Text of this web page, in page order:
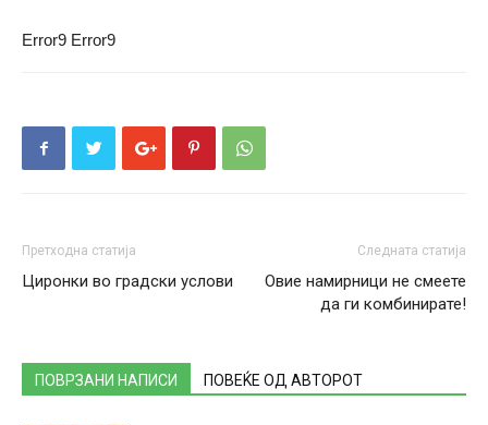
Error9 Error9
Претходна статија
Циронки во градски услови
Следната статија
Овие намирници не смеете
да ги комбинирате!
ПОВРЗАНИ НАПИСИ ПОВЕЌЕ ОД АВТОРОТ